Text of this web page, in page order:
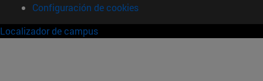
Configuración de cookies
Localizador de campus